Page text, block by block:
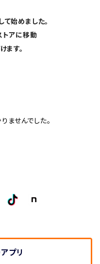
始めました。
トアに移動
ます。
ませんでした。
プリ